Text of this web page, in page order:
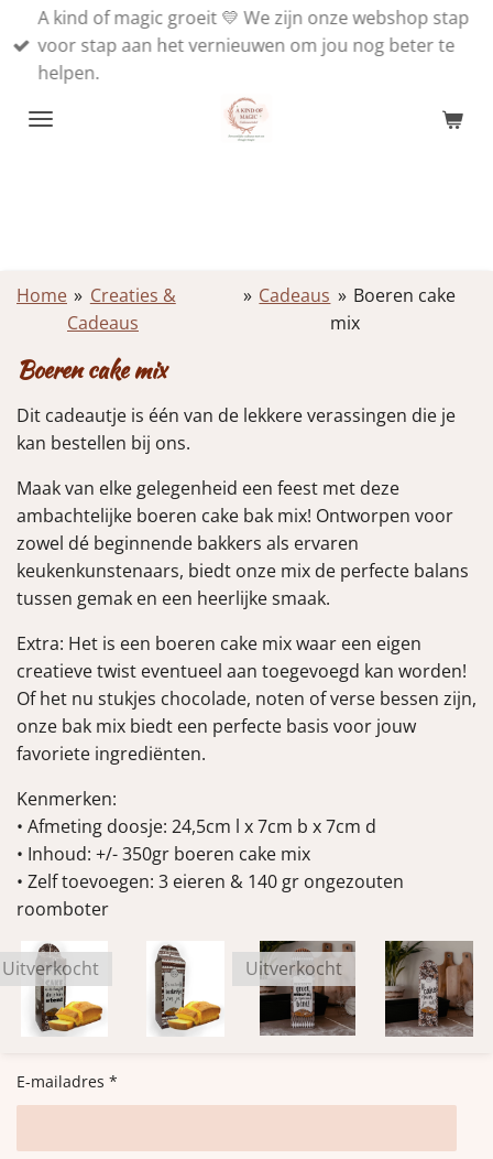
direct
naar
A kind of magic groeit 💛 We zijn onze webshop stap
voor stap aan het vernieuwen om jou nog beter te
helpen.
Home » Creaties &
Cadeaus
» Cadeaus » Boeren cake
mix
Boeren cake mix
Dit cadeautje is één van de lekkere verassingen die je
kan bestellen bij ons.
Maak van elke gelegenheid een feest met deze
ambachtelijke boeren cake bak mix! Ontworpen voor
zowel dé beginnende bakkers als ervaren
keukenkunstenaars, biedt onze mix de perfecte balans
tussen gemak en een heerlijke smaak.
Extra: Het is een boeren cake mix waar een eigen
creatieve twist eventueel aan toegevoegd kan worden!
Of het nu stukjes chocolade, noten of verse bessen zijn,
onze bak mix biedt een perfecte basis voor jouw
favoriete ingrediënten.
Kenmerken:
• Afmeting doosje: 24,5cm l x 7cm b x 7cm d
• Inhoud: +/- 350gr boeren cake mix
• Zelf toevoegen: 3 eieren & 140 gr ongezouten
roomboter
Uitverkocht Uitverkocht
E-mailadres *